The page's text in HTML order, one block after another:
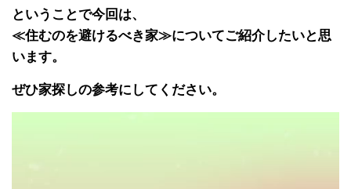
ということで今回は、
≪住むのを避けるべき家≫についてご紹介したいと思
います。
ぜひ家探しの参考にしてください。